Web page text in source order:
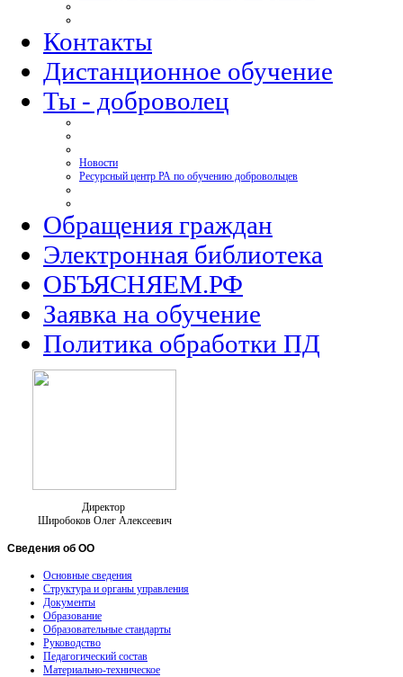
Контакты
Дистанционное обучение
Ты - доброволец
Новости
Ресурсный центр РА по обучению добровольцев
Обращения граждан
Электронная библиотека
ОБЪЯСНЯЕМ.РФ
Заявка на обучение
Политика обработки ПД
Директор
Широбоков Олег Алексеевич
Сведения об ОО
Основные сведения
Структура и органы управления
Документы
Образование
Образовательные стандарты
Руководство
Педагогический состав
Материально-техническое